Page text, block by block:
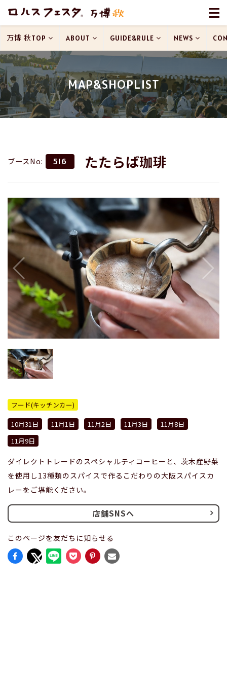
MAP&SHOPLIST
万博 秋TOP ABOUT GUIDE&RULE NEWS
ブースNo: 516 たたらば珈琲
フード(キッチンカー)
10月31日
11月1日 11月2日 11月3日
11月8日
11月9日
ダイレクトトレードのスペシャルティコーヒーと、茨木産野菜
を使用し13種類のスパイスで作るこだわりの大阪スパイスカ
レーをご堪能ください。
店舗SNSへ
このページを友だちに知らせる